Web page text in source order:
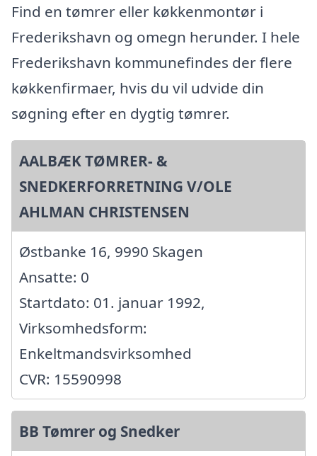
Find en tømrer eller køkkenmontør i
Frederikshavn og omegn herunder. I hele
Frederikshavn kommunefindes der flere
køkkenfirmaer, hvis du vil udvide din
søgning efter en dygtig tømrer.
AALBÆK TØMRER- &
SNEDKERFORRETNING V/OLE
AHLMAN CHRISTENSEN
Østbanke 16, 9990 Skagen
Ansatte: 0
Startdato: 01. januar 1992,
Virksomhedsform:
Enkeltmandsvirksomhed
CVR: 15590998
BB Tømrer og Snedker